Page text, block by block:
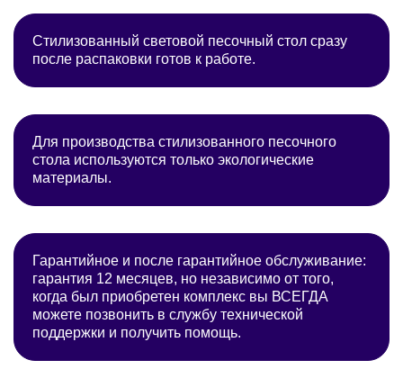
Стилизованный световой песочный стол сразу
после распаковки готов к работе.
Для производства стилизованного песочного
стола используются только экологические
материалы.
Гарантийное и после гарантийное обслуживание:
гарантия 12 месяцев, но независимо от того,
когда был приобретен комплекс вы ВСЕГДА
можете позвонить в службу технической
поддержки и получить помощь.